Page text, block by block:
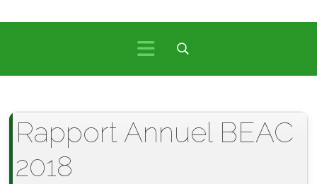
Rapport Annuel BEAC
2018